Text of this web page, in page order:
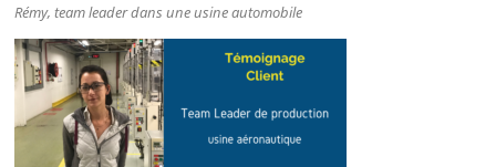
Rémy, team leader dans une usine automobile